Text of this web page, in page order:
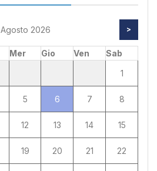
Agosto 2026 >
Mer Gio Ven
Sab
1
5 6 7 8
12 13 14 15
19 20 21 22